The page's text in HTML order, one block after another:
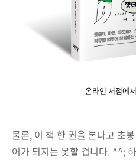
온라인 서점에
물론, 이 책 한 권을 본다고 초
어가 되지는 못할 겁니다. ^^;